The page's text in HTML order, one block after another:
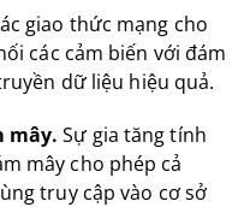
giao thức mạng cho
các cảm biến với đám
dữ liệu hiệu quả.
mây.Sự gia tăng tính
mây cho phép cả
truy cập vào cơ sở